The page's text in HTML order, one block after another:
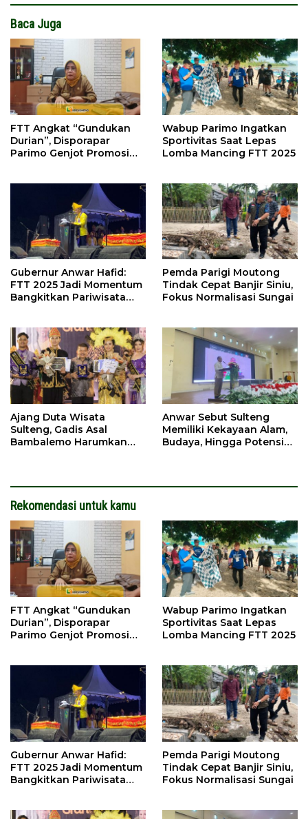
Baca Juga
FTT Angkat “Gundukan
Durian”, Disporapar
Parimo Genjot Promosi
Wabup Parimo Ingatkan
Sportivitas Saat Lepas
Lomba Mancing FTT 2025
Gubernur Anwar Hafid:
FTT 2025 Jadi Momentum
Bangkitkan Pariwisata
Pemda Parigi Moutong
Tindak Cepat Banjir Siniu,
Fokus Normalisasi Sungai
Ajang Duta Wisata
Sulteng, Gadis Asal
Bambalemo Harumkan
Anwar Sebut Sulteng
Memiliki Kekayaan Alam,
Budaya, Hingga Potensi
Rekomendasi untuk kamu
FTT Angkat “Gundukan
Durian”, Disporapar
Parimo Genjot Promosi
Wabup Parimo Ingatkan
Sportivitas Saat Lepas
Lomba Mancing FTT 2025
Gubernur Anwar Hafid:
FTT 2025 Jadi Momentum
Bangkitkan Pariwisata
Pemda Parigi Moutong
Tindak Cepat Banjir Siniu,
Fokus Normalisasi Sungai